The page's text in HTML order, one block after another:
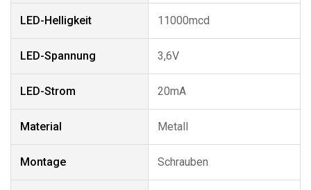
LED-Helligkeit 11000mcd
LED-Spannung 3,6V
LED-Strom 20mA
Material Metall
Montage Schrauben